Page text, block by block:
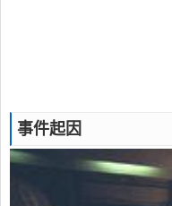
事件起因